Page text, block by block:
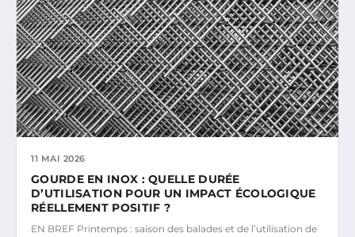
11 MAI 2026
GOURDE EN INOX : QUELLE DURÉE
D’UTILISATION POUR UN IMPACT ÉCOLOGIQUE
RÉELLEMENT POSITIF ?
EN BREF Printemps : saison des balades et de l’utilisation de